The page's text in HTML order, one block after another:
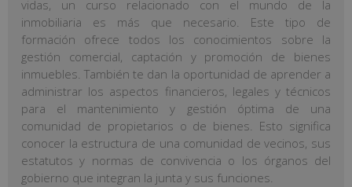
vidas, un curso relacionado con el mundo de la
inmobiliaria es más que necesario. Este tipo de
formación ofrece todos los conocimientos sobre la
gestión comercial, captación y promoción de bienes
inmuebles. También te dan la oportunidad de aprender a
administrar los aspectos financieros, legales y técnicos
para el mantenimiento y gestión óptima de una
comunidad de propietarios o de bienes. Esto significa
conocer la estructura de una comunidad de vecinos, sus
estatutos y normas de convivencia o los órganos del
gobierno que integran la junta y sus funciones.